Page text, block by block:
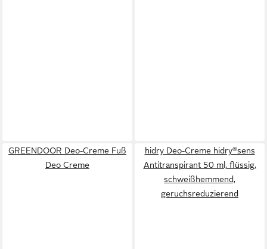
GREENDOOR Deo-Creme Fuß
Deo Creme
hidry Deo-Creme hidry®sens
Antitranspirant 50 ml, flüssig,
schweißhemmend,
geruchsreduzierend